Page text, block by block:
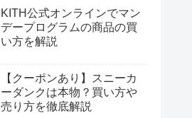
KITH公式オンラインでマン
デープログラムの商品の買
い方を解説
【クーポンあり】スニーカ
ーダンクは本物？買い方や
売り方を徹底解説